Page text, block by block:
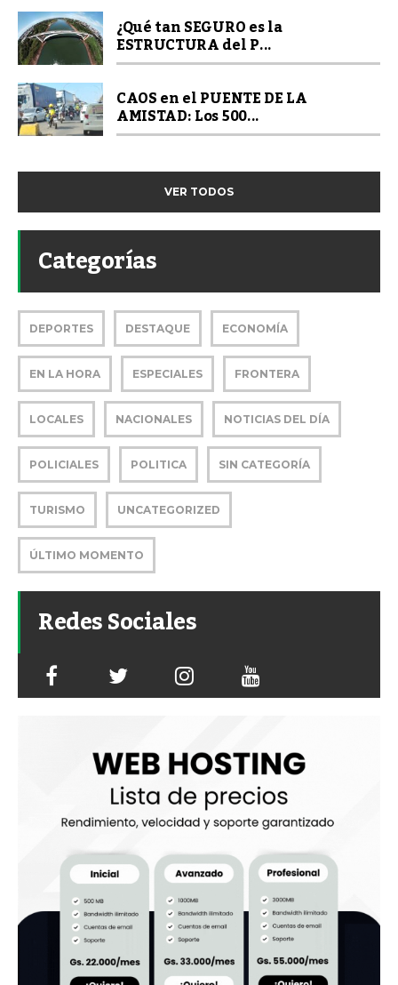
¿Qué tan SEGURO es la
ESTRUCTURA del P...
CAOS en el PUENTE DE LA
AMISTAD: Los 500...
VER TODOS
Categorías
DEPORTES DESTAQUE ECONOMÍA
EN LA HORA ESPECIALES FRONTERA
LOCALES NACIONALES NOTICIAS DEL DÍA
POLICIALES POLITICA SIN CATEGORÍA
TURISMO UNCATEGORIZED
ÚLTIMO MOMENTO
Redes Sociales